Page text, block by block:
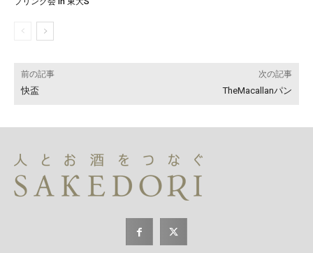
前の記事
快盃
次の記事
TheMacallanパン